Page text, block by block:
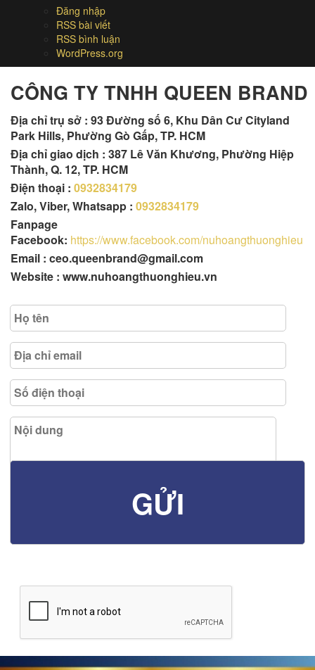
Đăng nhập
RSS bài viết
RSS bình luận
WordPress.org
CÔNG TY TNHH QUEEN BRAND
Địa chỉ trụ sở : 93 Đường số 6, Khu Dân Cư Cityland
Park Hills, Phường Gò Gấp, TP. HCM
Địa chỉ giao dịch : 387 Lê Văn Khương, Phường Hiệp
Thành, Q. 12, TP. HCM
Điện thoại : 0932834179
Zalo, Viber, Whatsapp : 0932834179
Fanpage
Facebook: https://www.facebook.com/nuhoangthuonghieu
Email : ceo.queenbrand@gmail.com
Website : www.nuhoangthuonghieu.vn